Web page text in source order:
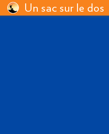
Un sac sur le dos